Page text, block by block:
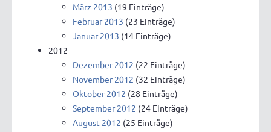
März 2013 (19 Einträge)
Februar 2013 (23 Einträge)
Januar 2013 (14 Einträge)
2012
Dezember 2012 (22 Einträge)
November 2012 (32 Einträge)
Oktober 2012 (28 Einträge)
September 2012 (24 Einträge)
August 2012 (25 Einträge)